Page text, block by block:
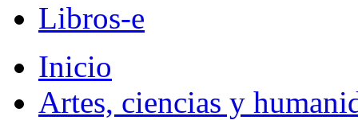
Libros-e
Inicio
Artes, ciencias y